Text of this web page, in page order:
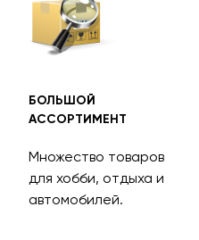
БОЛЬШОЙ
АССОРТИМЕНТ
Множество товаров
для хобби, отдыха и
автомобилей.